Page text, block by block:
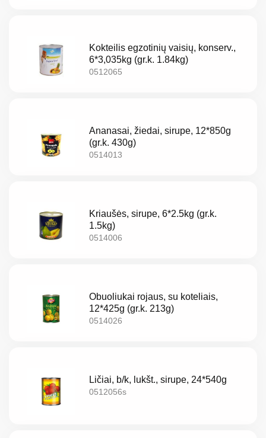
Kokteilis egzotinių vaisių, konserv.,
6*3,035kg (gr.k. 1.84kg)
0512065
Ananasai, žiedai, sirupe, 12*850g
(gr.k. 430g)
0514013
Kriaušės, sirupe, 6*2.5kg (gr.k.
1.5kg)
0514006
Obuoliukai rojaus, su koteliais,
12*425g (gr.k. 213g)
0514026
Ličiai, b/k, lukšt., sirupe, 24*540g
0512056s